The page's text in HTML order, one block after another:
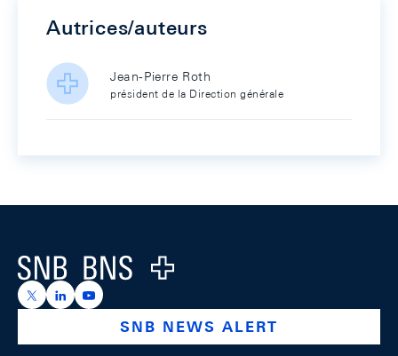
Autrices/auteurs
Jean-Pierre Roth
président de la Direction générale
Logo
https://x.com/snb_bns
https://ch.linkedin.com/company/swiss-national-
https://www.youtube.com/@swissnationalbank
SNB NEWS ALERT